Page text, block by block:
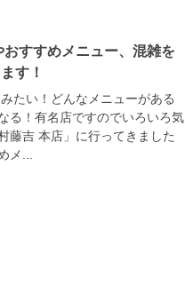
おすすめメニュー、混雑を
す！
たい！どんなメニューがある
る！有名店ですのでいろいろ気
藤吉 本店」に行ってきました
メ...